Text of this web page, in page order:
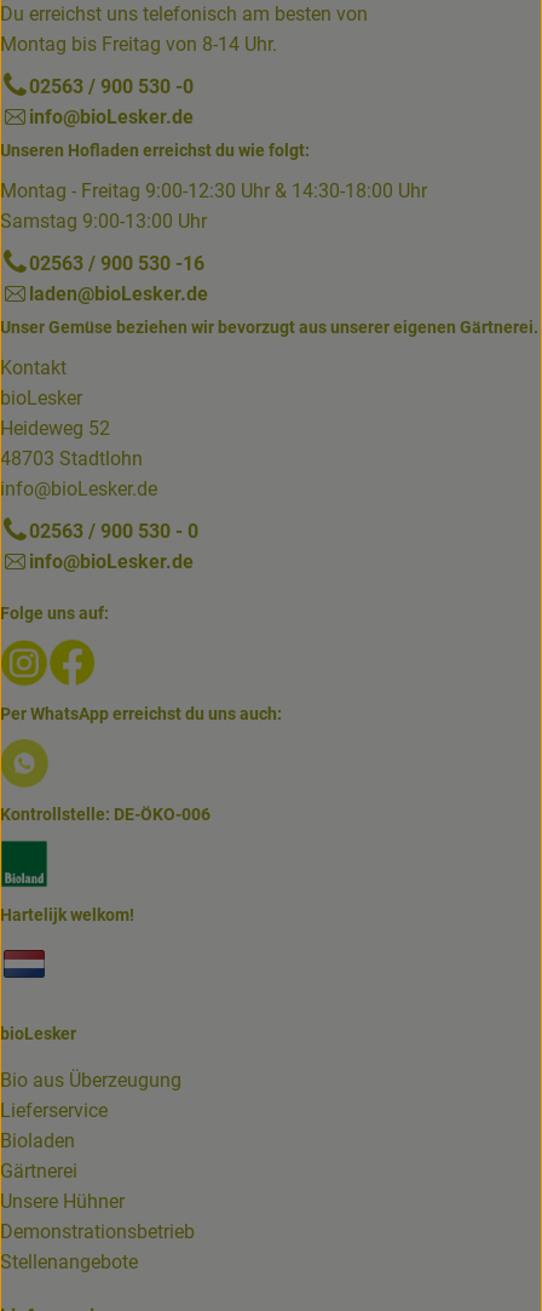
Du erreichst uns telefonisch am besten von
Montag bis Freitag von 8-14 Uhr.
02563 / 900 530 -0
info@bioLesker.de
Unseren Hofladen erreichst du wie folgt:
Montag - Freitag 9:00-12:30 Uhr & 14:30-18:00 Uhr
Samstag 9:00-13:00 Uhr
02563 / 900 530 -16
laden@bioLesker.de
Unser Gemüse beziehen wir bevorzugt aus unserer eigenen Gärtnerei.
Kontakt
bioLesker
Heideweg 52
48703 Stadtlohn
info@bioLesker.de
02563 / 900 530 - 0
info@bioLesker.de
Folge uns auf:
Externer Link zu https://www.instagram.com/biolesker/
Per WhatsApp erreichst du uns auch:
Kontrollstelle: DE-ÖKO-006
Hartelijk welkom!
bioLesker
Bio aus Überzeugung
Lieferservice
Bioladen
Gärtnerei
Unsere Hühner
Demonstrationsbetrieb
Stellenangebote